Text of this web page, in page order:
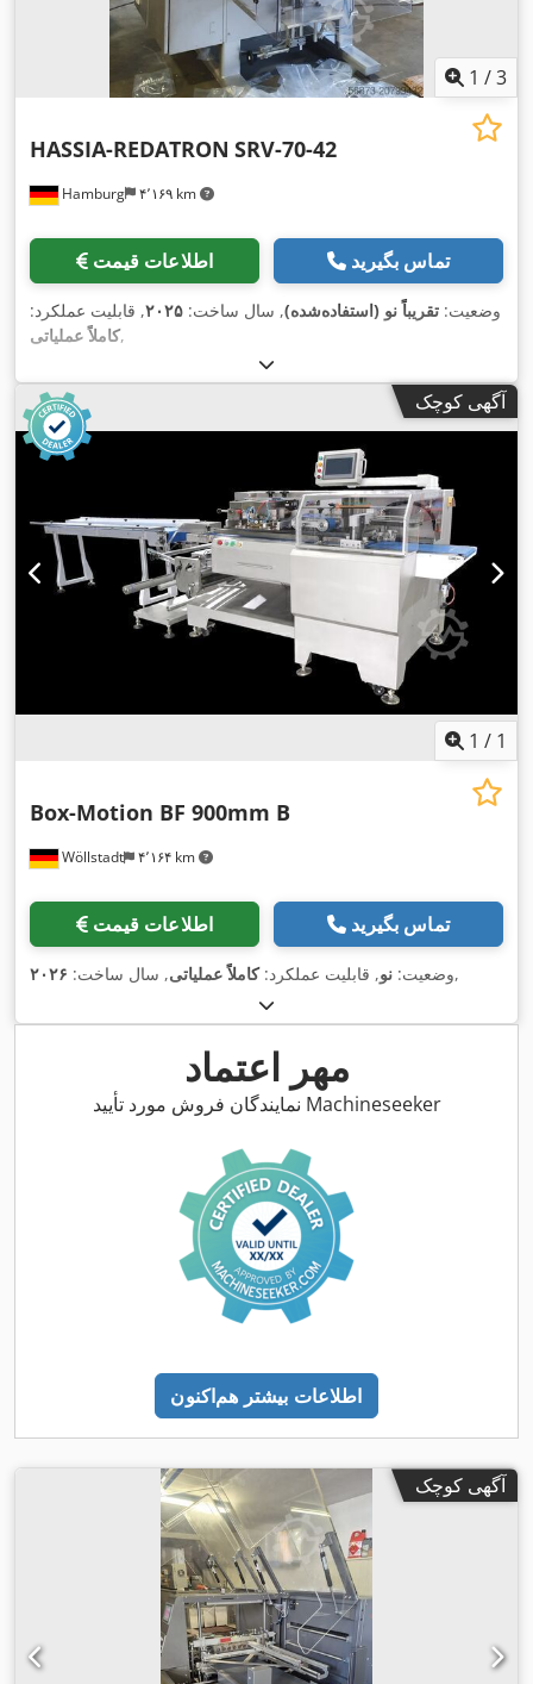
1 /3
Hamburg ۴٬۱۶۹ km
HASSIA-REDATRON SRV-70-42
اطلاعات قیمت تماس بگیرید
وضعیت: تقریباً نو (استفاده‌شده), سال ساخت: ۲۰۲۵, قابلیت عملکرد:
کاملاً عملیاتی,
آگهی کوچک
1 / 1
Wöllstadt ۴٬۱۶۴ km
Box-Motion BF 900mm B
اطلاعات قیمت تماس بگیرید
وضعیت: نو, قابلیت عملکرد:کاملاً عملیاتی, سال ساخت: ۲۰۲۶ ,
مهر اعتماد
نمایندگان فروش مورد تأیید Machineseeker
اطلاعات بیشتر هم‌اکنون
آگهی کوچک